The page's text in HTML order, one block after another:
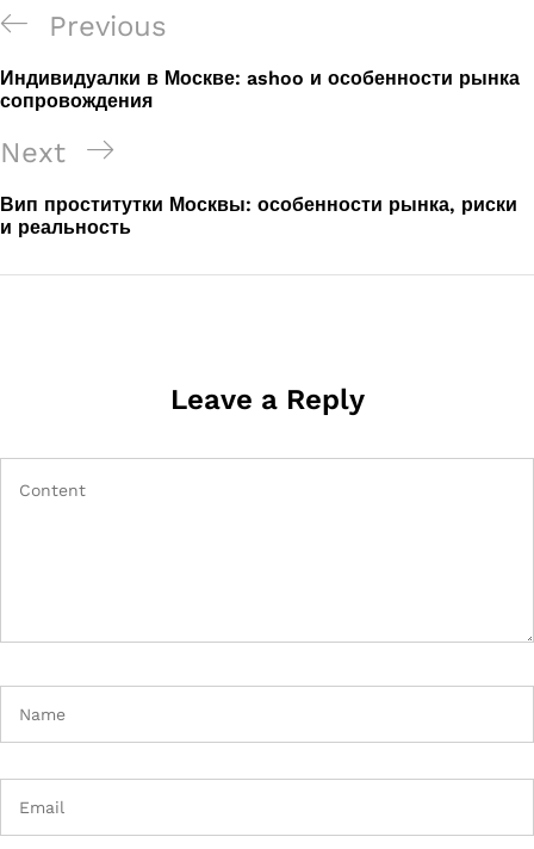
Post
navigation
Previous
Post
Previous
Индивидуалки в Москве: ashoo и особенности рынка
сопровождения
Next
Post
Next
Вип проститутки Москвы: особенности рынка, риски
и реальность
Leave a Reply